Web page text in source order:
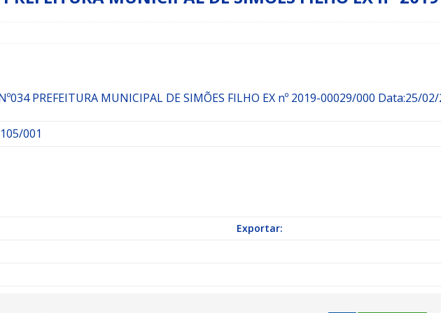
Sérgio Glauber apresenta Indicação nº 088/2026 para pavimentação asfáltica em Mapele
PREFEITURA MUNICIPAL DE SIMÕES FILHO EX nº 2019-00029/000 Data:25/02/
001
Exportar: